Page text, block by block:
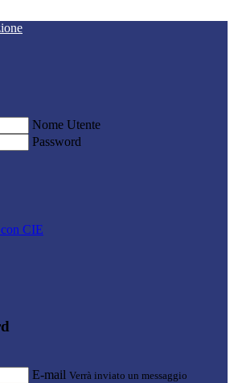
Nome Utente
Password
CIE
E-mail Verrà inviato un messaggio